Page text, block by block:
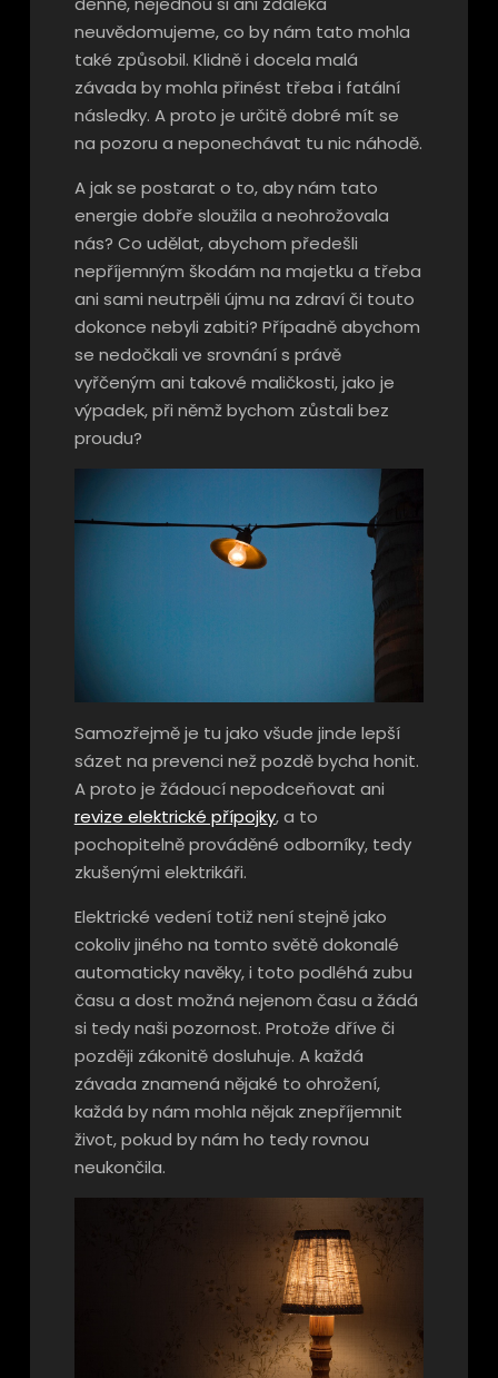
neuvědomujeme, co by nám tato mohla
také způsobil. Klidně i docela malá
závada by mohla přinést třeba i fatální
následky. A proto je určitě dobré mít se
na pozoru a neponechávat tu nic náhodě.
A jak se postarat o to, aby nám tato
energie dobře sloužila a neohrožovala
nás? Co udělat, abychom předešli
nepříjemným škodám na majetku a třeba
ani sami neutrpěli újmu na zdraví či touto
dokonce nebyli zabiti? Případně abychom
se nedočkali ve srovnání s právě
vyřčeným ani takové maličkosti, jako je
výpadek, při němž bychom zůstali bez
proudu?
Samozřejmě je tu jako všude jinde lepší
sázet na prevenci než pozdě bycha honit.
A proto je žádoucí nepodceňovat ani
revize elektrické přípojky, a to
pochopitelně prováděné odborníky, tedy
zkušenými elektrikáři.
Elektrické vedení totiž není stejně jako
cokoliv jiného na tomto světě dokonalé
automaticky navěky, i toto podléhá zubu
času a dost možná nejenom času a žádá
si tedy naši pozornost. Protože dříve či
později zákonitě dosluhuje. A každá
závada znamená nějaké to ohrožení,
každá by nám mohla nějak znepříjemnit
život, pokud by nám ho tedy rovnou
neukončila.